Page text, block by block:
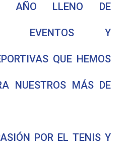
AÑO LLENO DE
EVENTOS Y
QUE HEMOS
NUESTROS MÁS DE
POR EL TENIS Y